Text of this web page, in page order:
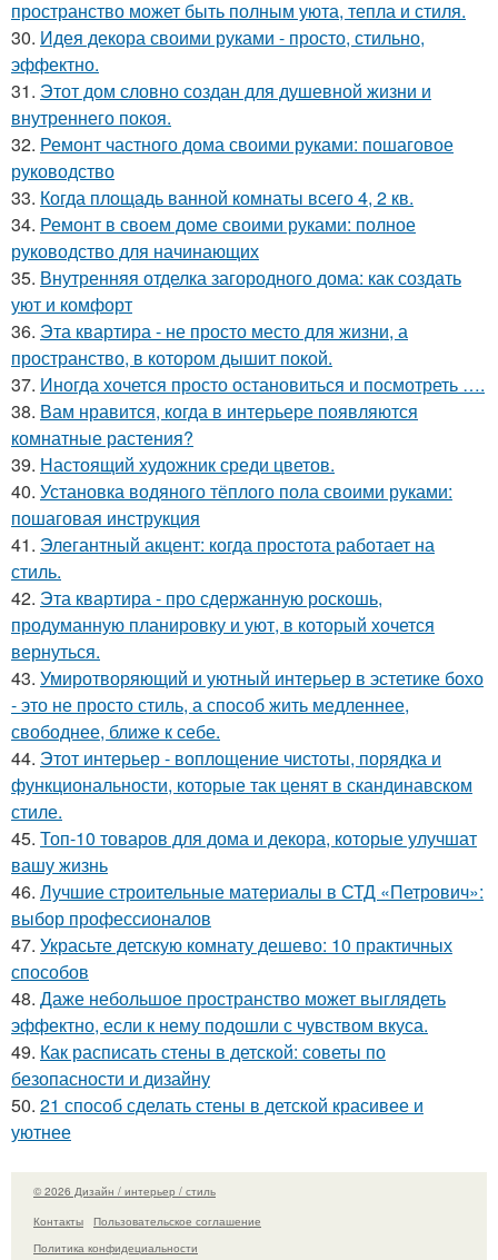
пространство может быть полным уюта, тепла и стиля.
30. Идея декора своими руками - просто, стильно,
эффектно.
31. Этот дом словно создан для душевной жизни и
внутреннего покоя.
32. Ремонт частного дома своими руками: пошаговое
руководство
33. Когда площадь ванной комнаты всего 4, 2 кв.
34. Ремонт в своем доме своими руками: полное
руководство для начинающих
35. Внутренняя отделка загородного дома: как создать
уют и комфорт
36. Эта квартира - не просто место для жизни, а
пространство, в котором дышит покой.
37. Иногда хочется просто остановиться и посмотреть ….
38. Вам нравится, когда в интерьере появляются
комнатные растения?
39. Настоящий художник среди цветов.
40. Установка водяного тёплого пола своими руками:
пошаговая инструкция
41. Элегантный акцент: когда простота работает на
стиль.
42. Эта квартира - про сдержанную роскошь,
продуманную планировку и уют, в который хочется
вернуться.
43. Умиротворяющий и уютный интерьер в эстетике бохо
- это не просто стиль, а способ жить медленнее,
свободнее, ближе к себе.
44. Этот интерьер - воплощение чистоты, порядка и
функциональности, которые так ценят в скандинавском
стиле.
45. Топ-10 товаров для дома и декора, которые улучшат
вашу жизнь
46. Лучшие строительные материалы в СТД «Петрович»:
выбор профессионалов
47. Украсьте детскую комнату дешево: 10 практичных
способов
48. Даже небольшое пространство может выглядеть
эффектно, если к нему подошли с чувством вкуса.
49. Как расписать стены в детской: советы по
безопасности и дизайну
50. 21 способ сделать стены в детской красивее и
уютнее
© 2026 Дизайн / интерьер / стиль
Контакты
Пользовательское соглашение
Политика конфидециальности